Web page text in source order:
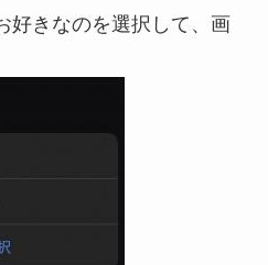
好きなのを選択して、画